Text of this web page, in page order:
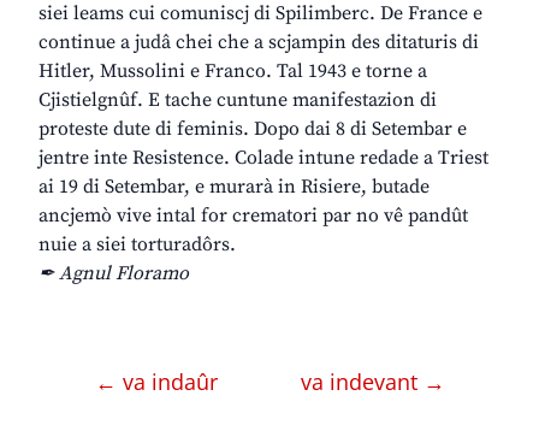
siei leams cui comuniscj di Spilimberc. De France e
continue a judâ chei che a scjampin des ditaturis di
Hitler, Mussolini e Franco. Tal 1943 e torne a
Cjistielgnûf. E tache cuntune manifestazion di
proteste dute di feminis. Dopo dai 8 di Setembar e
jentre inte Resistence. Colade intune redade a Triest
ai 19 di Setembar, e murarà in Risiere, butade
ancjemò vive intal for crematori par no vê pandût
nuie a siei torturadôrs.
✒ Agnul Floramo
← va indaûr va indevant →